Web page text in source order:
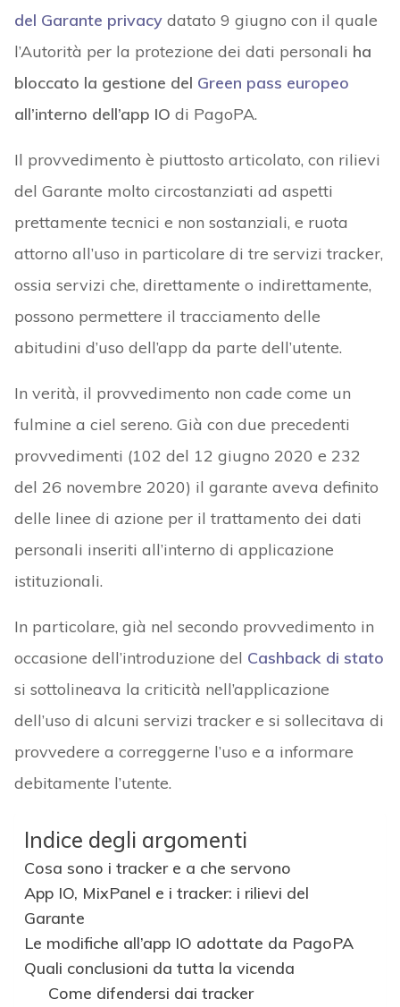
del Garante privacydatato 9 giugno con il quale
l’Autorità per la protezione dei dati personali ha
bloccato la gestione del Green pass europeo
all’interno dell’app IO di PagoPA.
Il provvedimento è piuttosto articolato, con rilievi
del Garante molto circostanziati ad aspetti
prettamente tecnici e non sostanziali, e ruota
attorno all’uso in particolare di tre servizi tracker,
ossia servizi che, direttamente o indirettamente,
possono permettere il tracciamento delle
abitudini d’uso dell’app da parte dell’utente.
In verità, il provvedimento non cade come un
fulmine a ciel sereno. Già con due precedenti
provvedimenti (102 del 12 giugno 2020 e 232
del 26 novembre 2020) il garante aveva definito
delle linee di azione per il trattamento dei dati
personali inseriti all’interno di applicazione
istituzionali.
In particolare, già nel secondo provvedimento in
occasione dell’introduzione del Cashback di stato
si sottolineava la criticità nell’applicazione
dell’uso di alcuni servizi tracker e si sollecitava di
provvedere a correggerne l’uso e a informare
debitamente l’utente.
Indice degli argomenti
Cosa sono i tracker e a che servono
App IO, MixPanel e i tracker: i rilievi del
Garante
Le modifiche all’app IO adottate da PagoPA
Quali conclusioni da tutta la vicenda
Come difendersi dai tracker